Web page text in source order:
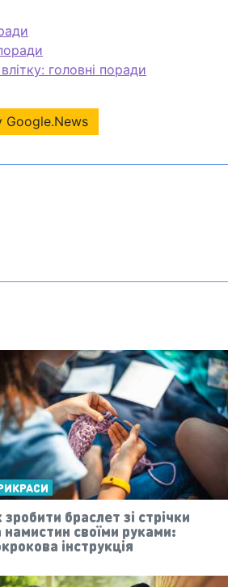
головні поради
Google.News
зробити браслет зі стрічки
намистин своїми руками:
інструкція